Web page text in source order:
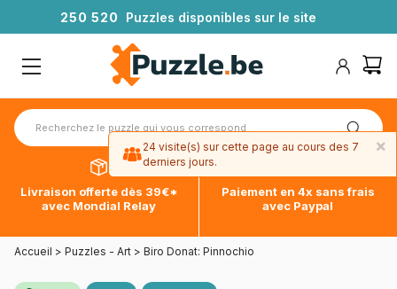
250 520 Puzzles disponibles sur le site
Livraison offerte dès 39€*
avec Mondial Relay
Paiement en 4x sans frais
avec Paypal
Accueil > Puzzles - Art > Biro Donat: Pinnochio
×
24 visite(s) sur cette page au cours des 7
derniers jours.